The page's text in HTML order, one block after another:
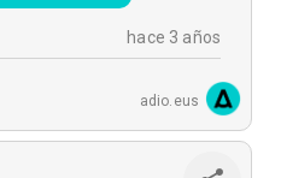
hace 3 años
adio.eus